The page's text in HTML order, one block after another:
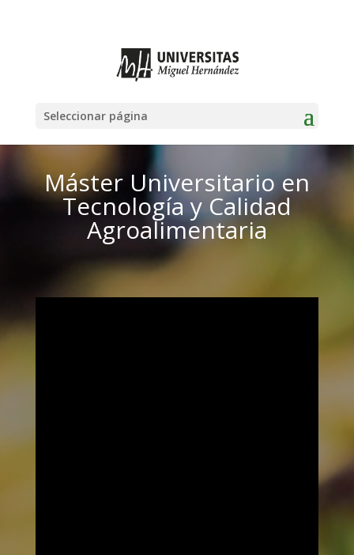
Seleccionar página
Máster Universitario en
Tecnología y Calidad
Agroalimentaria